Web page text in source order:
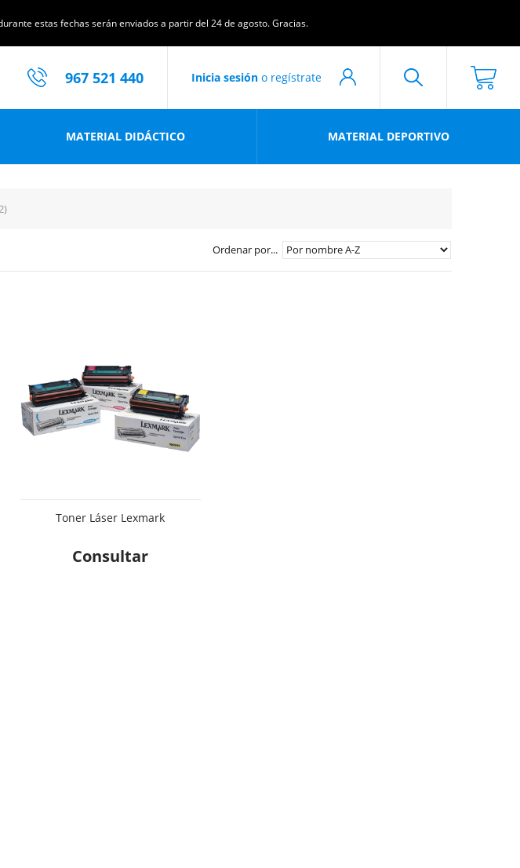
estas fechas serán enviados a partir del 24 de agosto. Gracias.
Inicia sesión o regístrate
967 521 440
MATERIAL DIDÁCTICO MATERIAL DEPORTIVO
Ordenar por...
Toner Láser Lexmark
Consultar